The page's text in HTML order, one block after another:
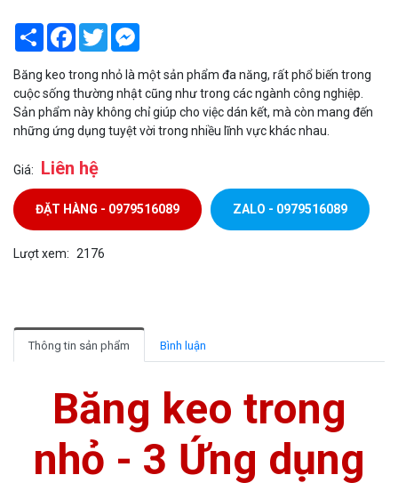
Share Facebook
Twitter
Băng keo trong nhỏ là một sản phẩm đa năng, rất phổ biến trong
cuộc sống thường nhật cũng như trong các ngành công nghiệp.
Sản phẩm này không chỉ giúp cho việc dán kết, mà còn mang đến
những ứng dụng tuyệt vời trong nhiều lĩnh vực khác nhau.
Giá: Liên hệ
ĐẶT HÀNG - 0979516089 ZALO - 0979516089
Lượt xem: 2176
Thông tin sản phẩm Bình luận
Băng keo trong
nhỏ - 3 Ứng dụng